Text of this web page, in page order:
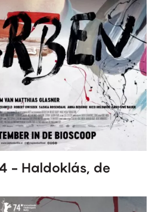
- Haldoklás, de